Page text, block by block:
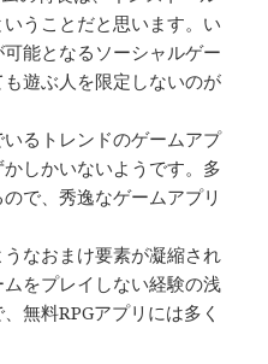
うことだと思います。い
能となるソーシャルゲー
遊ぶ人を限定しないのが
るトレンドのゲームアプ
しかいないようです。多
で、秀逸なゲームアプリ
なおまけ要素が凝縮され
をプレイしない経験の浅
無料RPGアプリには多く